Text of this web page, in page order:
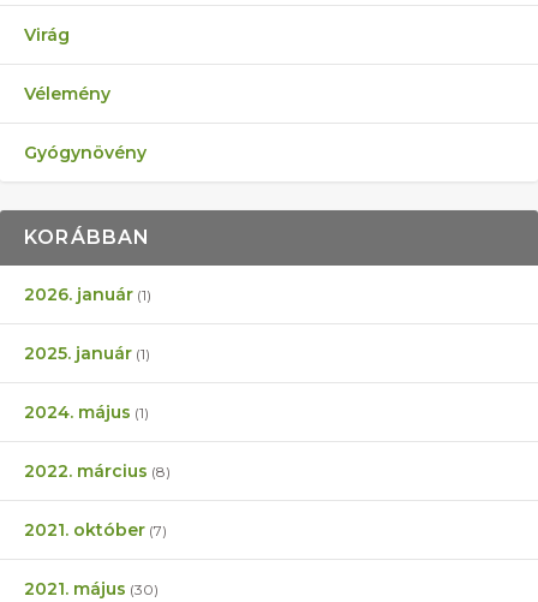
Virág
Vélemény
Gyógynövény
KORÁBBAN
2026. január (1)
2025. január (1)
2024. május (1)
2022. március (8)
2021. október (7)
2021. május (30)